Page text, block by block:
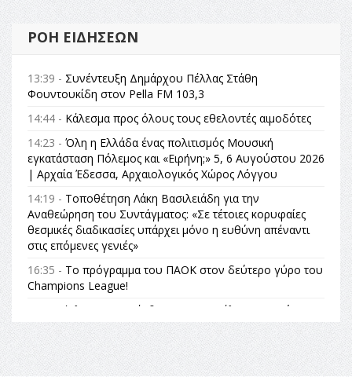
ΡΟΉ ΕΙΔΉΣΕΩΝ
13:39 - Συνέντευξη Δημάρχου Πέλλας Στάθη
Φουντουκίδη στον Pella FM 103,3
14:44 - Κάλεσμα προς όλους τους εθελοντές αιμοδότες
14:23 - Όλη η Ελλάδα ένας πολιτισμός Μουσική
εγκατάσταση Πόλεμος και «Ειρήνη;» 5, 6 Αυγούστου 2026
| Αρχαία Έδεσσα, Αρχαιολογικός Χώρος Λόγγου
14:19 - Τοποθέτηση Λάκη Βασιλειάδη για την
Αναθεώρηση του Συντάγματος: «Σε τέτοιες κορυφαίες
θεσμικές διαδικασίες υπάρχει μόνο η ευθύνη απέναντι
στις επόμενες γενιές»
16:35 - Το πρόγραμμα του ΠΑΟΚ στον δεύτερο γύρο του
Champions League!
Όλυμπος: Εντάχθηκε στον Κατάλογο Παγκόσμιας
Κληρονομιάς της UNESCO – Ομόφωνη η απόφαση Ο
Όλυμπος αναγνωρίστηκε ως φυσικό και πολιτιστικό
αγαθό εξέχουσας οικουμενικής αξίας για την
ανθρωπότητα